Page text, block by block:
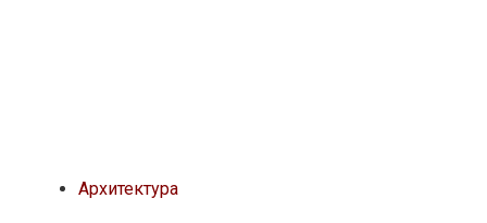
Архитектура